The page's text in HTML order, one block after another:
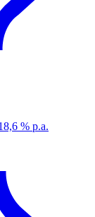
% p.a.